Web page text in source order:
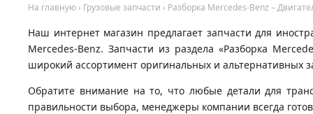
На главную › Грузовые запчасти › Разборка Mercedes-Benz –
Наш интернет магазин предлагает запчасти для
Mercedes-Benz. Запчасти из раздела «Разборка
широкий ассортимент оригинальных и альтернативных
Обратите внимание на то, что любые детали для
правильности выбора, менеджеры компании всегда